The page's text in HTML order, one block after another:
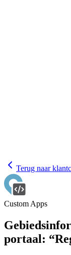
Terug naar
Custom Apps
portaal: